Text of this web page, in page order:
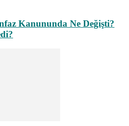
Kanununda Ne Değişti?